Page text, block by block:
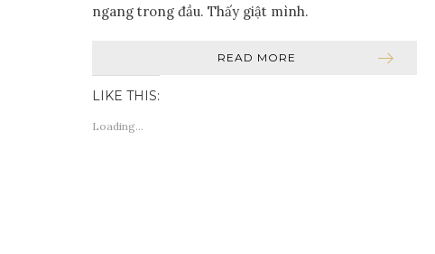
ngang trong đầu. Thấy giật mình.
READ MORE
LIKE THIS:
Loading...